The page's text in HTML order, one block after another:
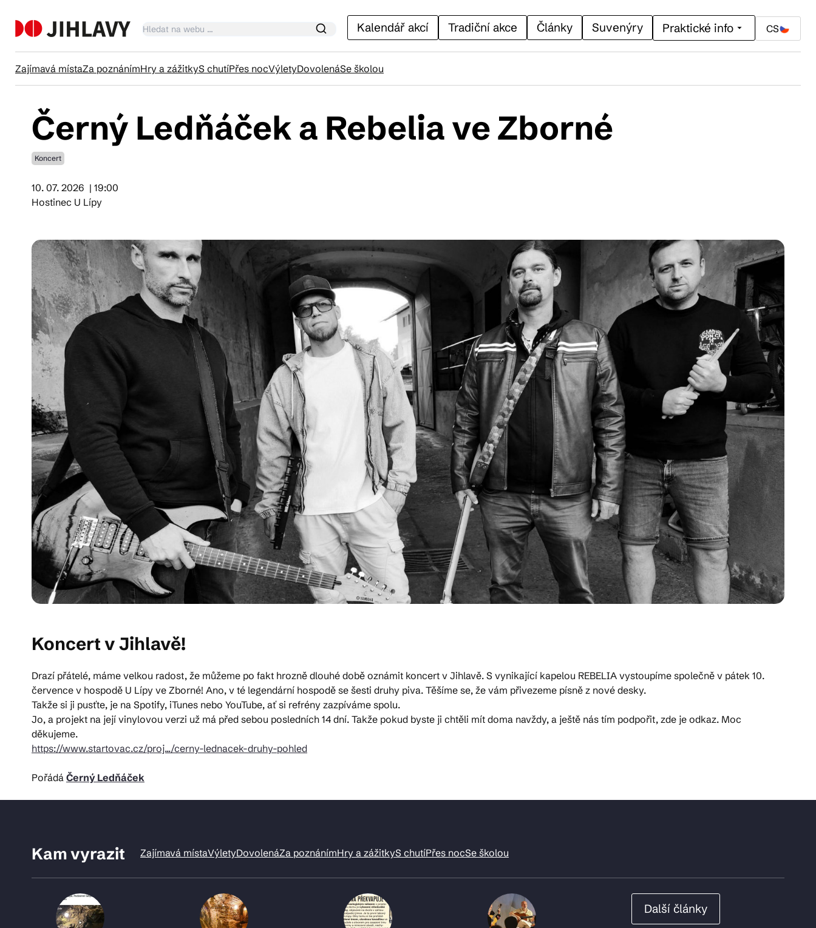
Kalendář akcí Tradiční akce Články Suvenýry Praktické info CS
Zajímavá místaZa poznánímHry a zážitkyS chutíPřes nocVýletyDovolenáSe školou
Kalendář akcí
Suvenýry
Praktické info
Kam vyrazit
CS EN DE
© 2026 Brána Jihlavy
Černý Ledňáček a Rebelia ve Zborné
Koncert
10. 07. 2026 | 19:00
Hostinec U Lípy
Koncert v Jihlavě!
Drazí přátelé, máme velkou radost, že můžeme po fakt hrozně dlouhé době oznámit koncert v Jihlavě. S vynikající kapelou REBELIA vystoupíme společně v pátek 10.
července v hospodě U Lípy ve Zborné! Ano, v té legendární hospodě se šesti druhy piva. Těšíme se, že vám přivezeme písně z nové desky.
Takže si ji pusťte, je na Spotify, iTunes nebo YouTube, ať si refrény zazpíváme spolu.
Jo, a projekt na její vinylovou verzi už má před sebou posledních 14 dní. Takže pokud byste ji chtěli mít doma navždy, a ještě nás tím podpořit, zde je odkaz. Moc
děkujeme.
https://www.startovac.cz/proj.../cerny-lednacek-druhy-pohled
Pořádá Černý Ledňáček
Kam vyrazit Zajímavá místaVýletyDovolenáZa poznánímHry a zážitkyS chutíPřes nocSe školou
Další články